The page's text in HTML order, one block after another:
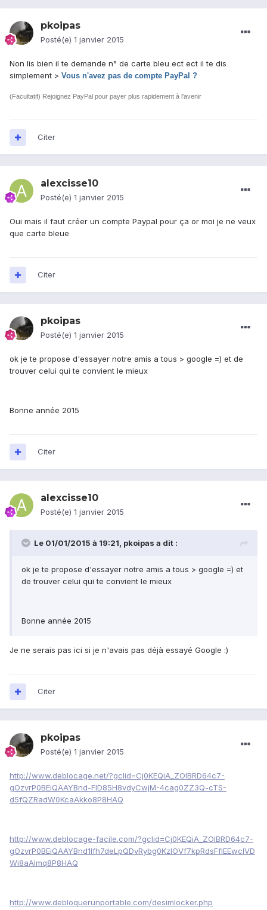
pkoipas
Posté(e) 1 janvier 2015
Non lis bien il te demande n° de carte bleu ect ect il te dis
simplement > Vous n'avez pas de compte PayPal ?
(Facultatif) Rejoignez PayPal pour payer plus rapidement à l'avenir
Citer
alexcisse10
Posté(e) 1 janvier 2015
Oui mais il faut créer un compte Paypal pour ça or moi je ne veux
que carte bleue
Citer
pkoipas
Posté(e) 1 janvier 2015
ok je te propose d'essayer notre amis a tous > google =) et de
trouver celui qui te convient le mieux
Bonne année 2015
Citer
alexcisse10
Posté(e) 1 janvier 2015
Le 01/01/2015 à 19:21, pkoipas a dit :
ok je te propose d'essayer notre amis a tous > google =) et
de trouver celui qui te convient le mieux
Bonne année 2015
Je ne serais pas ici si je n'avais pas déjà essayé Google :)
Citer
pkoipas
Posté(e) 1 janvier 2015
http://www.deblocage.net/?gclid=Cj0KEQiA_ZOlBRD64c7-
gOzvrP0BEiQAAYBnd-FID85H8vdyCwjM-4cag0ZZ3Q-cTS-
d5fQZRadW0KcaAkko8P8HAQ
http://www.deblocage-facile.com/?gclid=Cj0KEQiA_ZOlBRD64c7-
gOzvrP0BEiQAAYBnd1lfh7deLpQDvRybg0KzlOVf7kpRdsFfIEEwclVD
Wi8aAlmq8P8HAQ
http://www.debloquerunportable.com/desimlocker.php